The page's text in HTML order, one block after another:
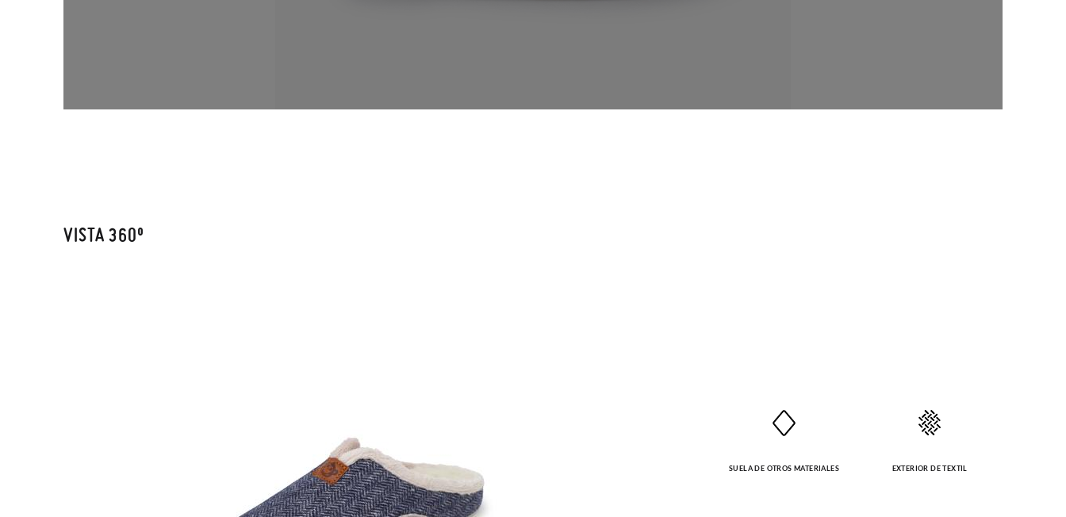
VISTA 360º
SUELA DE OTROS MATERIALES EXTERIOR DE TEXTIL